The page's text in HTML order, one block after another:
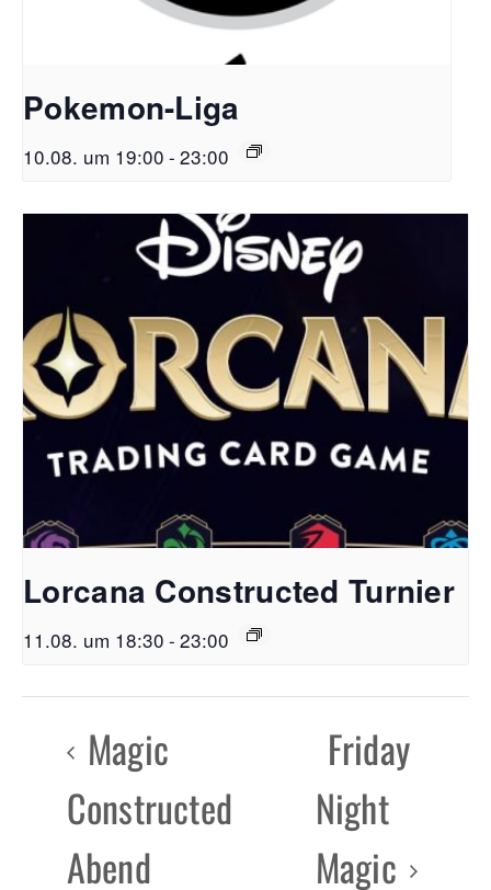
Pokemon-Liga
10.08. um 19:00 - 23:00
Lorcana Constructed Turnier
11.08. um 18:30 - 23:00
Magic
Constructed
Abend
Friday
Night
Magic